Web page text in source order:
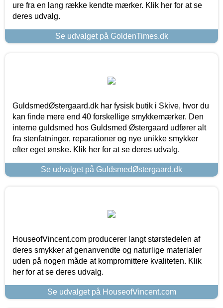
ure fra en lang række kendte mærker. Klik her for at se
deres udvalg.
Se udvalget på GoldenTimes.dk
GuldsmedØstergaard.dk har fysisk butik i Skive, hvor du
kan finde mere end 40 forskellige smykkemærker. Den
interne guldsmed hos Guldsmed Østergaard udfører alt
fra stenfatninger, reparationer og nye unikke smykker
efter eget ønske. Klik her for at se deres udvalg.
Se udvalget på GuldsmedØstergaard.dk
HouseofVincent.com producerer langt størstedelen af
deres smykker af genanvendte og naturlige materialer
uden på nogen måde at kompromittere kvaliteten. Klik
her for at se deres udvalg.
Se udvalget på HouseofVincent.com